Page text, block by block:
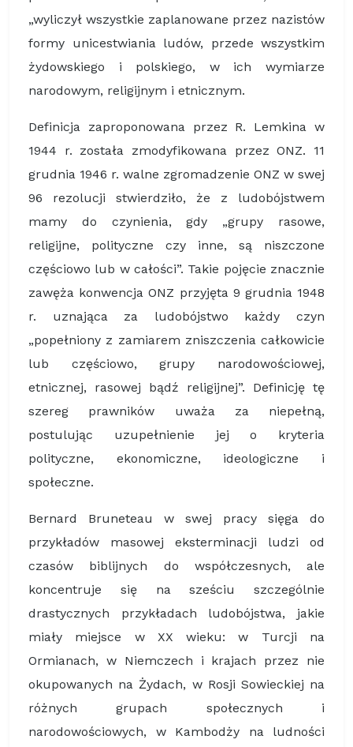
„wyliczył wszystkie zaplanowane przez nazistów
formy unicestwiania ludów, przede wszystkim
żydowskiego i polskiego, w ich wymiarze
narodowym, religijnym i etnicznym.
Definicja zaproponowana przez R. Lemkina w
1944 r. została zmodyfikowana przez ONZ. 11
grudnia 1946 r. walne zgromadzenie ONZ w swej
96 rezolucji stwierdziło, że z ludobójstwem
mamy do czynienia, gdy „grupy rasowe,
religijne, polityczne czy inne, są niszczone
częściowo lub w całości”. Takie pojęcie znacznie
zawęża konwencja ONZ przyjęta 9 grudnia 1948
r. uznająca za ludobójstwo każdy czyn
„popełniony z zamiarem zniszczenia całkowicie
lub częściowo, grupy narodowościowej,
etnicznej, rasowej bądź religijnej”. Definicję tę
szereg prawników uważa za niepełną,
postulując uzupełnienie jej o kryteria
polityczne, ekonomiczne, ideologiczne i
społeczne.
Bernard Bruneteau w swej pracy sięga do
przykładów masowej eksterminacji ludzi od
czasów biblijnych do współczesnych, ale
koncentruje się na sześciu szczególnie
drastycznych przykładach ludobójstwa, jakie
miały miejsce w XX wieku: w Turcji na
Ormianach, w Niemczech i krajach przez nie
okupowanych na Żydach, w Rosji Sowieckiej na
różnych grupach społecznych i
narodowościowych, w Kambodży na ludności